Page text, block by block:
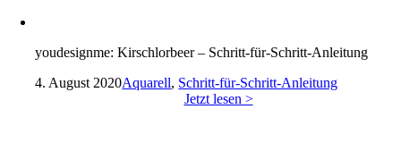
youdesignme: Kirschlorbeer – Schritt-für-Schritt-Anleitung
4. August 2020Aquarell, Schritt-für-Schritt-Anleitung
Jetzt lesen >